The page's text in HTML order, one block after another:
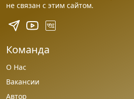
не связан с этим сайтом.
Команда
О Нас
Вакансии
Автор